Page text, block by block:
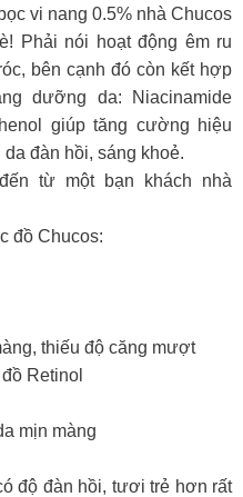
vi nang 0.5% nhà Chucos
Phải nói hoạt động êm ru
bên cạnh đó còn kết hợp
dưỡng da: Niacinamide
giúp tăng cường hiệu
đàn hồi, sáng khoẻ.
từ một bạn khách nhà
đồ Chucos:
thiếu độ căng mượt
Retinol
mịn màng
độ đàn hồi, tươi trẻ hơn rất